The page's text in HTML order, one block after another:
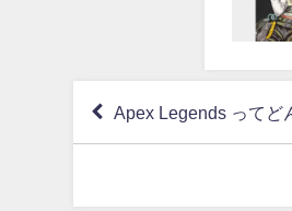
Apex Legends ってど